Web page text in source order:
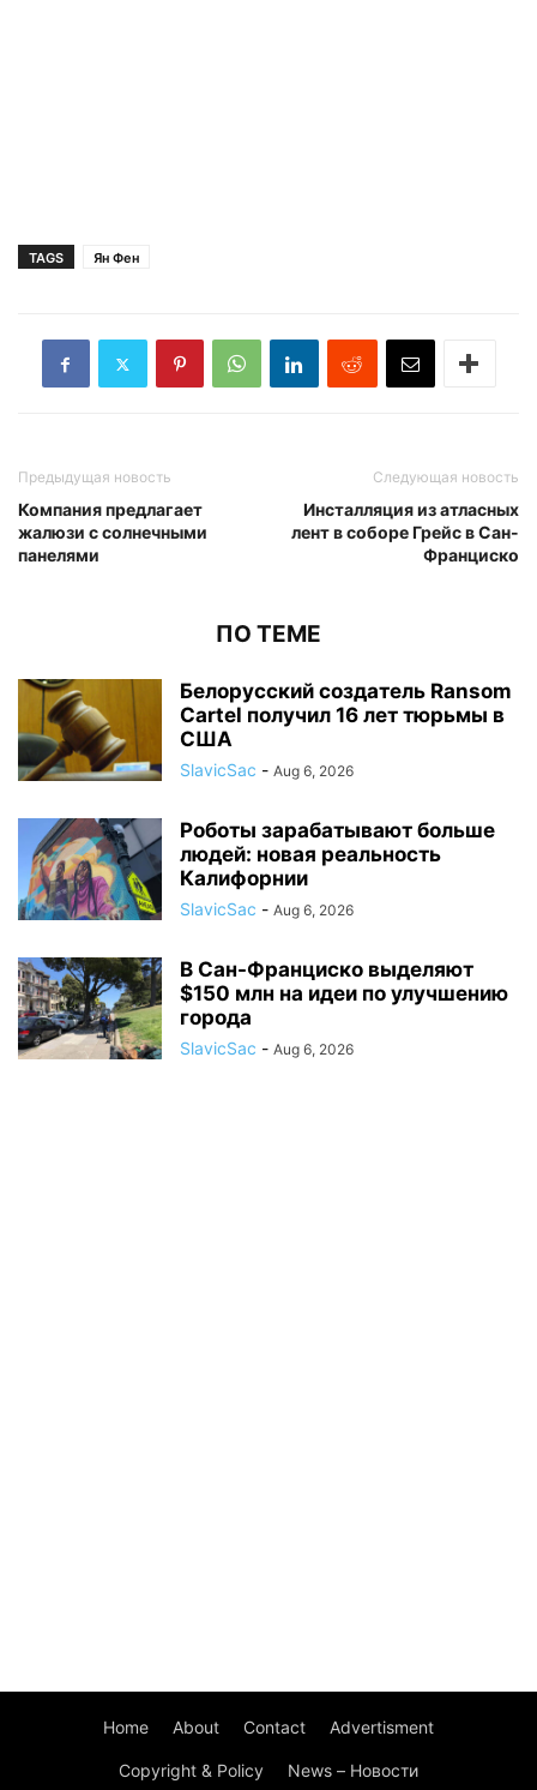
TAGS Ян Фен
Предыдущая новость
Компания предлагает
жалюзи с солнечными
панелями
Следующая новость
Инсталляция из атласных
лент в соборе Грейс в Сан-
Франциско
ПО ТЕМЕ
Белорусский создатель Ransom
Cartel получил 16 лет тюрьмы в
США
SlavicSac - Aug 6, 2026
Роботы зарабатывают больше
людей: новая реальность
Калифорнии
SlavicSac - Aug 6, 2026
В Сан-Франциско выделяют
$150 млн на идеи по улучшению
города
SlavicSac - Aug 6, 2026
Home About Contact Advertisment
Copyright & Policy News – Новости